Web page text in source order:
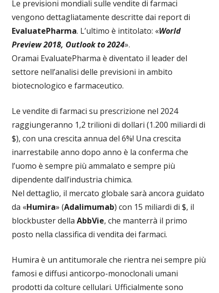
Le previsioni mondiali sulle vendite di farmaci
vengono dettagliatamente descritte dai report di
EvaluatePharma. L’ultimo è intitolato: «World
Preview 2018, Outlook to 2024».
Oramai EvaluatePharma è diventato il leader del
settore nell’analisi delle previsioni in ambito
biotecnologico e farmaceutico.
Le vendite di farmaci su prescrizione nel 2024
raggiungeranno 1,2 trilioni di dollari (1.200 miliardi di
$), con una crescita annua del 6%! Una crescita
inarrestabile anno dopo anno è la conferma che
l’uomo è sempre più ammalato e sempre più
dipendente dall’industria chimica.
Nel dettaglio, il mercato globale sarà ancora guidato
da «Humira» (Adalimumab) con 15 miliardi di $, il
blockbuster della AbbVie, che manterrà il primo
posto nella classifica di vendita dei farmaci.
Humira è un antitumorale che rientra nei sempre più
famosi e diffusi anticorpo-monoclonali umani
prodotti da colture cellulari. Ufficialmente sono